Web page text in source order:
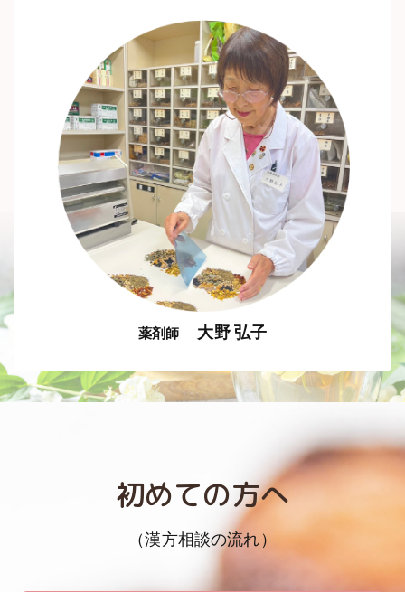
薬剤師 大野 弘子
初めての方へ
（漢方相談の流れ）